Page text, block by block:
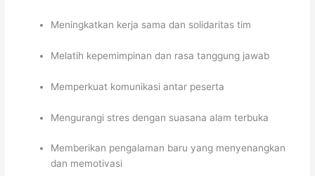
Meningkatkan kerja sama dan solidaritas tim
Melatih kepemimpinan dan rasa tanggung jawab
Memperkuat komunikasi antar peserta
Mengurangi stres dengan suasana alam terbuka
Memberikan pengalaman baru yang menyenangkan
dan memotivasi